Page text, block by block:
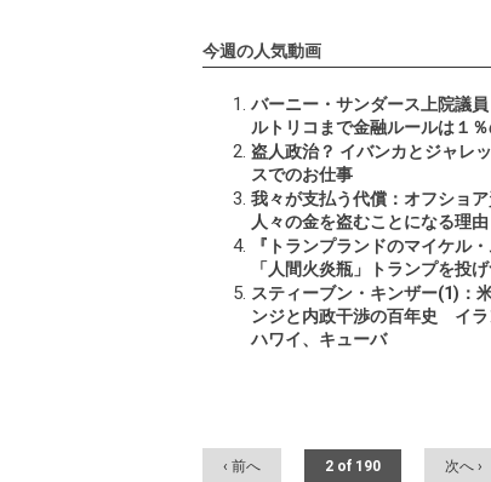
今週の人気動画
バーニー・サンダース上院議
ルトリコまで金融ルールは１
盗人政治？ イバンカとジャレ
スでのお仕事
我々が支払う代償：オフショ
人々の金を盗むことになる理由
『トランプランドのマイケル・
「人間火炎瓶」トランプを投
スティーブン・キンザー(1)：
ンジと内政干渉の百年史 イラ
ハワイ、キューバ
‹ 前へ 2 of 190 次へ ›